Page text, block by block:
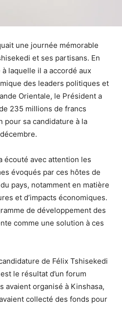
une journée mémorable
et ses partisans. En
laquelle il a accordé aux
des leaders politiques et
Orientale, le Président a
235 millions de francs
pour sa candidature à la
écouté avec attention les
évoqués par ces hôtes de
pays, notamment en matière
et d’impacts économiques.
de développement des
comme une solution à ces
de Félix Tshisekedi
le résultat d’un forum
avaient organisé à Kinshasa,
collecté des fonds pour